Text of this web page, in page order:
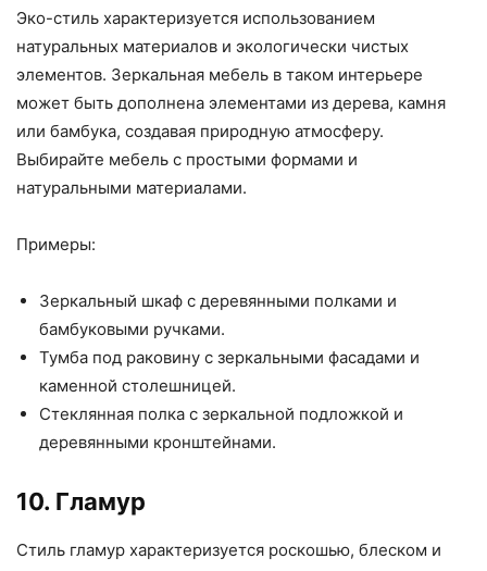
Эко-стиль характеризуется использованием
натуральных материалов и экологически чистых
элементов. Зеркальная мебель в таком интерьере
может быть дополнена элементами из дерева, камня
или бамбука, создавая природную атмосферу.
Выбирайте мебель с простыми формами и
натуральными материалами.
Примеры:
Зеркальный шкаф с деревянными полками и
бамбуковыми ручками.
Тумба под раковину с зеркальными фасадами и
каменной столешницей.
Стеклянная полка с зеркальной подложкой и
деревянными кронштейнами.
10. Гламур
Стиль гламур характеризуется роскошью, блеском и